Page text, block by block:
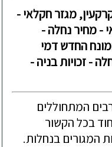
מגזר חקלאי -
- מחיר נחלה -
החקלאי - 979 - המונח החדש דמי
- זכויות בניה -
המתחוללים
בכל הקשור
המגורים בנחלות.